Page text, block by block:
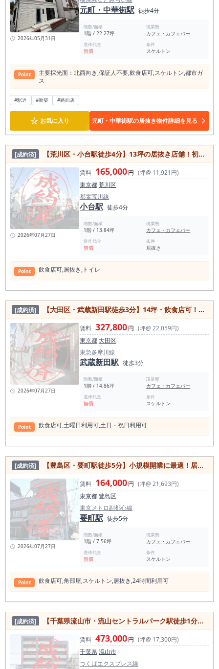
2026年05月31日
元町・中華街駅 徒歩4分
階数/面積
1階 / 22.27坪
現業態
カフェ・カフェバー
造作代金
無償
条件
スケルトン
Point
主要採光⾯：北⻄向き,保証⼈不要,飲⾷店可,スケルトン,都市ガ
ス
#駅近 #新築 #路面店
☆ お気に入り 元町・中華街駅の居抜き物件詳細を見る
[成約済] 【荒川区・小台駅徒歩4分】13坪の居抜き店舗！初期費用を抑えて開業可能な飲食店向け物件・賃料16.5万円！
2026年07月27日
賃料 165,000円 (坪@ 11,921円)
東京都荒川区
都電荒川線
小台駅 徒歩4分
階数/面積
1階 / 13.84坪
現業態
カフェ・カフェバー
造作代金
無償
条件
居抜き
Point 飲⾷店可,居抜き,トイレ
[成約済] 【大田区・武蔵新田駅徒歩3分】14坪・飲食店可！土日祝利用可能で地域密着営業にもおすすめの店舗物件！
2026年07月27日
賃料 327,800円 (坪@ 22,059円)
東京都 大田区
東急多摩川線
武蔵新田駅 徒歩3分
階数/面積
1階 / 14.86坪
現業態
カフェ・カフェバー
造作代金
無償
条件
スケルトン
Point 飲⾷店可,⼟曜⽇利⽤可,⼟⽇・祝⽇利⽤可
[成約済] 【豊島区・要町駅徒歩5分】小規模開業に最適！居抜き・スケルトン対応可能な7坪物件
2026年07月27日
賃料 164,000円 (坪@ 21,693円)
東京都 豊島区
東京メトロ副都心線
要町駅 徒歩5分
階数/面積
1階 / 7.56坪
現業態
カフェ・カフェバー
造作代金
無償
条件
スケルトン
Point 飲⾷店可,⾓部屋,スケルトン,居抜き,24時間利⽤可
[成約済] 【千葉県流山市・流山セントラルパーク駅徒歩1分】駅近1分・フリーレント3ヶ月付！飲食店可の分割区画テナント
賃料 473,000円 (坪@ 17,300円)
千葉県流山市
つくばエクスプレス線